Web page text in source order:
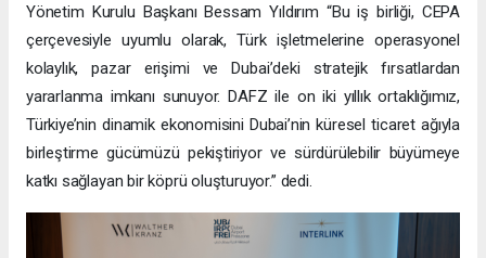
Yönetim Kurulu Başkanı Bessam Yıldırım “Bu iş birliği, CEPA
çerçevesiyle uyumlu olarak, Türk işletmelerine operasyonel
kolaylık, pazar erişimi ve Dubai’deki stratejik fırsatlardan
yararlanma imkanı sunuyor. DAFZ ile on iki yıllık ortaklığımız,
Türkiye’nin dinamik ekonomisini Dubai’nin küresel ticaret ağıyla
birleştirme gücümüzü pekiştiriyor ve sürdürülebilir büyümeye
katkı sağlayan bir köprü oluşturuyor.” dedi.